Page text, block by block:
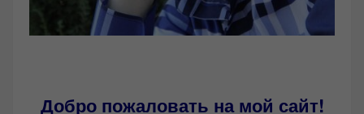
Добро пожаловать на мой сайт!